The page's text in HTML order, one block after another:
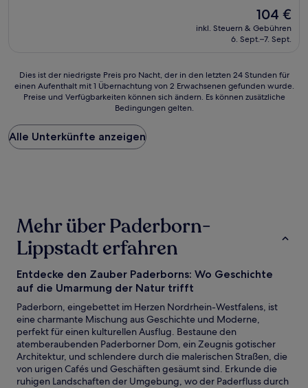
Der
Preis
beträgt
104 €
inkl. Steuern & Gebühren
6. Sept.–7. Sept.
Dies
ist
Preis
pro
Nacht,
für
einen
Aufenthalt
1 Übernachtung
von
gefunden
wurde.
Preise
und
Verfügbarkeiten
können
sich
Dies ist der niedrigste Preis pro Nacht, der in den letzten 24 Stunden für
einen Aufenthalt mit 1 Übernachtung von 2 Erwachsenen gefunden wurde.
Preise und Verfügbarkeiten können sich ändern. Es können zusätzliche
Bedingungen gelten.
Alle Unterkünfte anzeigen
Mehr über Paderborn-
Lippstadt erfahren
Entdecke den Zauber Paderborns: Wo Geschichte
auf die Umarmung der Natur trifft
Paderborn, eingebettet im Herzen Nordrhein-Westfalens, ist
eine charmante Mischung aus Geschichte und Moderne,
perfekt für einen kulturellen Ausflug. Bestaune den
atemberaubenden Paderborner Dom, ein Zeugnis gotischer
Architektur, und schlendere durch die malerischen Straßen, die
von urigen Cafés und Geschäften gesäumt sind. Erkunde die
ruhigen Landschaften der Umgebung, wo der Paderfluss durch